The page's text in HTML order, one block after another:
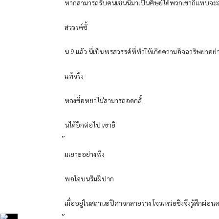
หากสามารถรับคนเช่นนี้มาเป็นศิษย์ได้พวกเขาก็แทบจ
สวรรค์ชั้
น 9 แล้ว นี่เป็นพรสวรรค์ที่ทําให้เกิดความอิจฉาริษยาอย่
แท้จริง
หลงซื่อหยาไม่สามารถอดกลั้
นได้อีกต่อไป เขายิ
มเยาะอย่างพึง
พอใจบนริมฝีปาก
เมื่ออยู่ในสถานะปีศาจกลายร่าง โจวเหว่ยชิงจึงรู้สึกผ่อน